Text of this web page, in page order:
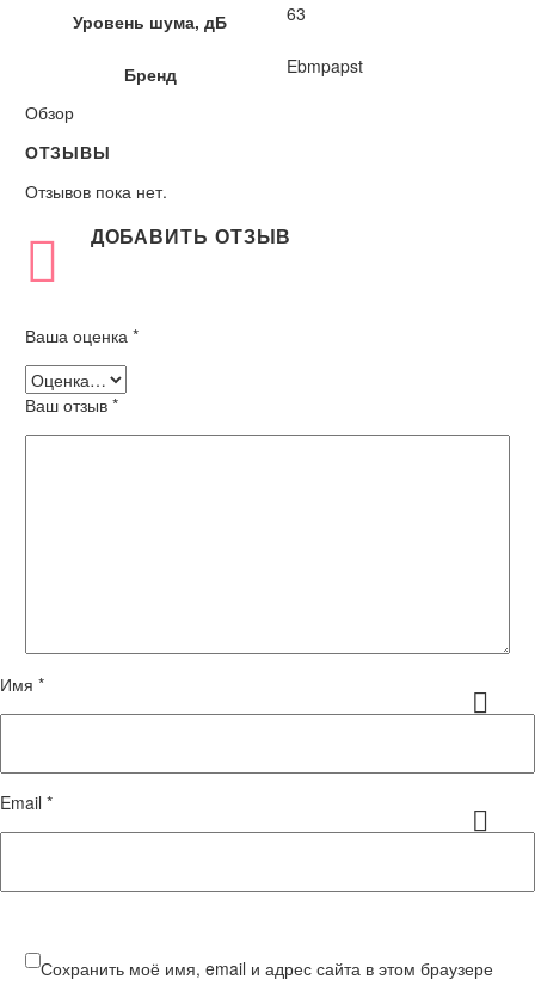
Уровень шума, дБ 63
Бренд
Ebmpapst
Обзор
ОТЗЫВЫ
Отзывов пока нет.
ДОБАВИТЬ ОТЗЫВ
Ваша оценка *
Ваш отзыв *
Имя *
Email *
Сохранить моё имя, email и адрес сайта в этом браузере